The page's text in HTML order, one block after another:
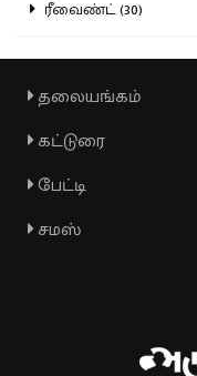
ரீவைண்ட் (30)
தலையங்கம்
கட்டுரை
பேட்டி
சமஸ்